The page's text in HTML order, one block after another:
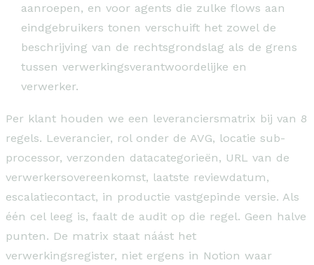
aanroepen, en voor agents die zulke flows aan
eindgebruikers tonen verschuift het zowel de
beschrijving van de rechtsgrondslag als de grens
tussen verwerkingsverantwoordelijke en
verwerker.
Per klant houden we een leveranciersmatrix bij van 8
regels. Leverancier, rol onder de AVG, locatie sub-
processor, verzonden datacategorieën, URL van de
verwerkersovereenkomst, laatste reviewdatum,
escalatiecontact, in productie vastgepinde versie. Als
één cel leeg is, faalt de audit op die regel. Geen halve
punten. De matrix staat náást het
verwerkingsregister, niet ergens in Notion waar